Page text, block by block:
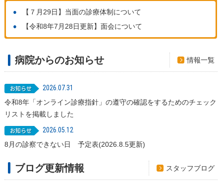
【７月29日】当面の診療体制について
【令和8年7月28日更新】面会について
病院からのお知らせ 情報一覧
2026.07.31
令和8年「オンライン診療指針」の遵守の確認をするためのチェック
リストを掲載しました
2026.05.12
8月の診察できない日 予定表(2026.8.5更新)
ブログ更新情報 スタッフブログ